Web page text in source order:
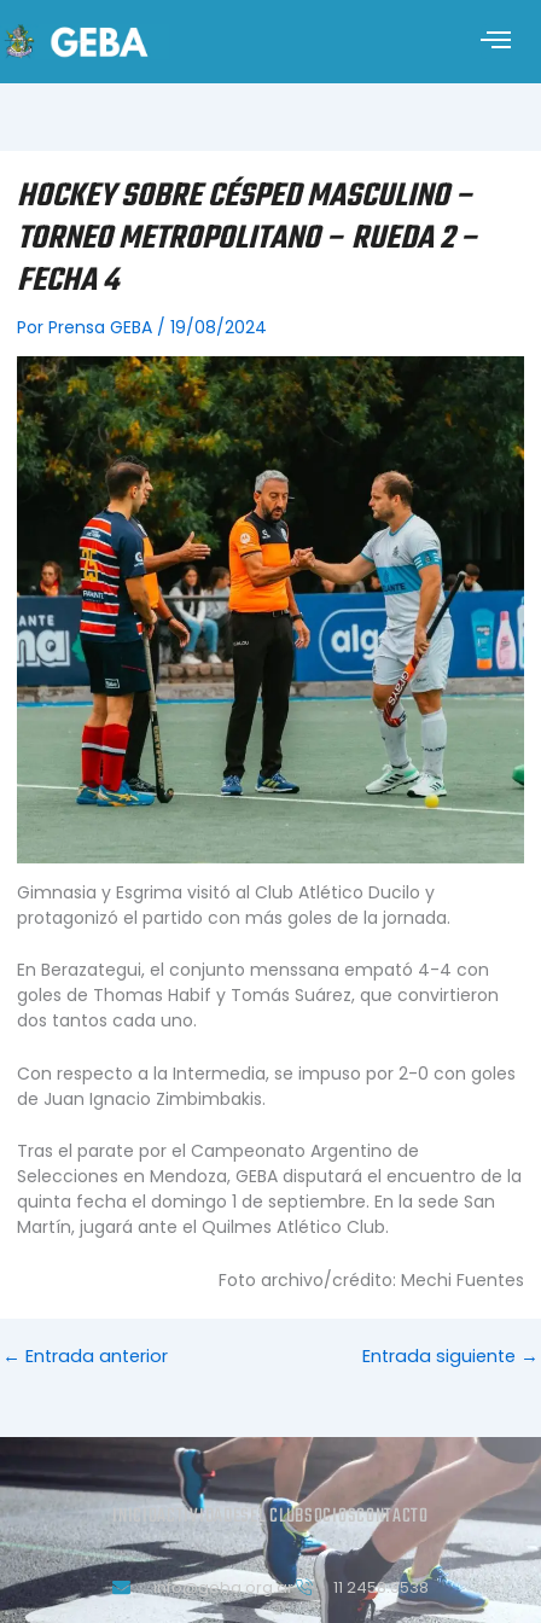
HOCKEY SOBRE CÉSPED MASCULINO –
TORNEO METROPOLITANO – RUEDA 2 –
FECHA 4
Por Prensa GEBA / 19/08/2024
Gimnasia y Esgrima visitó al Club Atlético Ducilo y
protagonizó el partido con más goles de la jornada.
En Berazategui, el conjunto menssana empató 4-4 con
goles de Thomas Habif y Tomás Suárez, que convirtieron
dos tantos cada uno.
Con respecto a la Intermedia, se impuso por 2-0 con goles
de Juan Ignacio Zimbimbakis.
Tras el parate por el Campeonato Argentino de
Selecciones en Mendoza, GEBA disputará el encuentro de la
quinta fecha el domingo 1 de septiembre. En la sede San
Martín, jugará ante el Quilmes Atlético Club.
Foto archivo/crédito: Mechi Fuentes
← Entrada anterior Entrada siguiente →
INICIOACTIVIDADES EL CLUBSOCIOSCONTACTO
info@geba.org.ar 11 2458.3538